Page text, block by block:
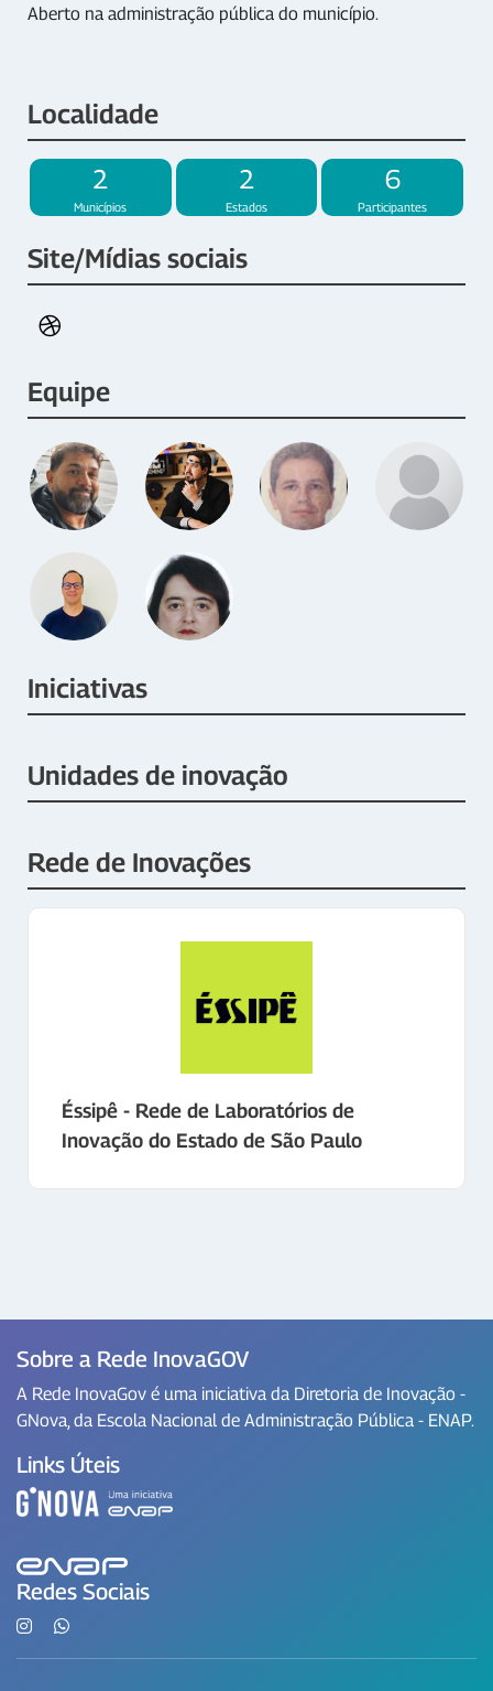
Aberto na administração pública do município.
Localidade
2
Municípios
2
Estados
6
Participantes
Site/Mídias sociais
Equipe
Iniciativas
Unidades de inovação
Rede de Inovações
Éssipê - Rede de Laboratórios de
Inovação do Estado de São Paulo
Sobre a Rede InovaGOV
A Rede InovaGov é uma iniciativa da Diretoria de Inovação -
GNova, da Escola Nacional de Administração Pública - ENAP.
Links Úteis
Redes Sociais